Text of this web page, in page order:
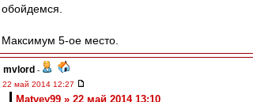
обойдемся.
Максимум 5-ое место.
mvlord -
22 май 2014 12:27
Matvey99 » 22 май 2014 13:10